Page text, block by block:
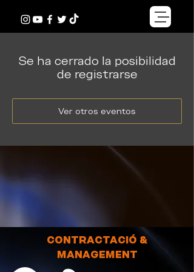
Se ha cerrado la posibilidad
de registrarse
Ver otros eventos
CONTRACTACIÓ &
MANAGEMENT